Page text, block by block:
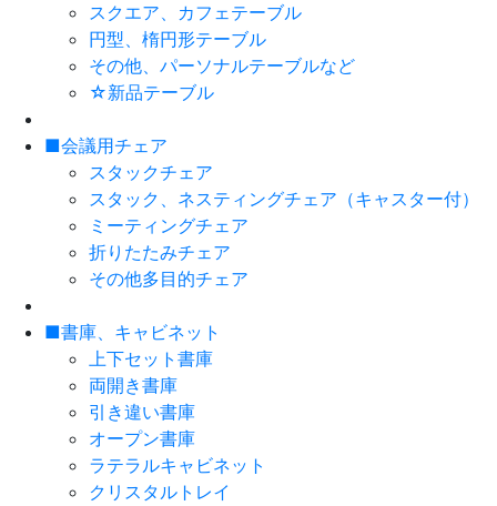
スクエア、カフェテーブル
円型、楕円形テーブル
その他、パーソナルテーブルなど
☆新品テーブル
■会議用チェア
スタックチェア
スタック、ネスティングチェア（キャスター付）
ミーティングチェア
折りたたみチェア
その他多目的チェア
■書庫、キャビネット
上下セット書庫
両開き書庫
引き違い書庫
オープン書庫
ラテラルキャビネット
クリスタルトレイ